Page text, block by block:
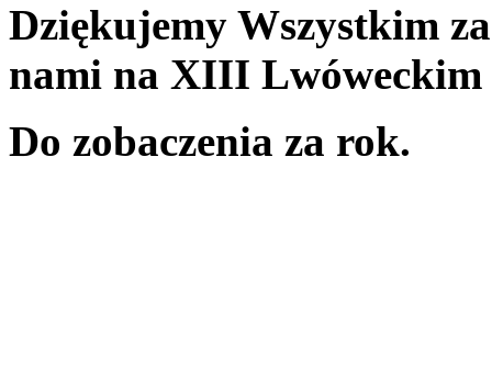
Dziękujemy Wszystkim
nami na XIII Lwóweckim
Do zobaczenia za rok.